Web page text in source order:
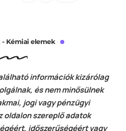
- Kémiai elemek
információk kizárólag
és nem minősülnek
jogi vagy pénzügyi
oldalon szereplő adatok
időszerűségéért vagy